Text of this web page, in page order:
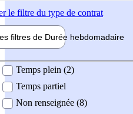
le filtre du type de contrat
filtres de Durée hebdomadaire
Temps plein (2)
Temps partiel
Non renseignée (8)